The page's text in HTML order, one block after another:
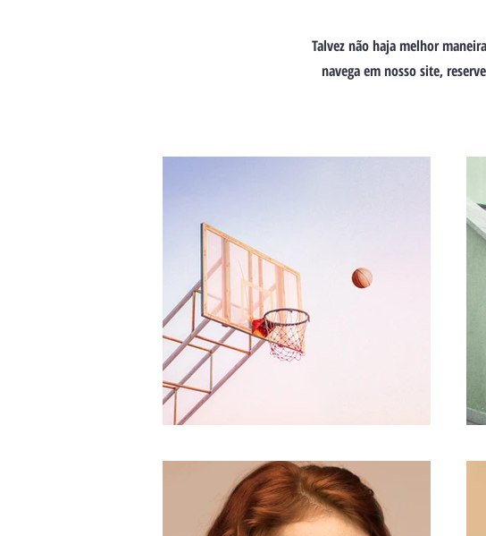
Talvez não haja melhor
navega em nosso site,